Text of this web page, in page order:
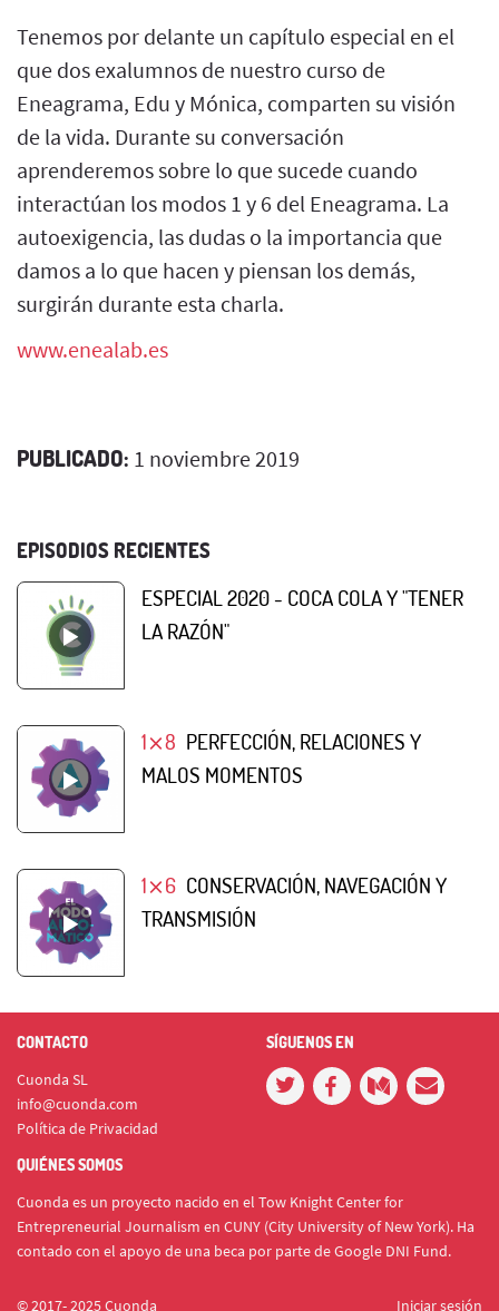
Tenemos por delante un capítulo especial en el
que dos exalumnos de nuestro curso de
Eneagrama, Edu y Mónica, comparten su visión
de la vida. Durante su conversación
aprenderemos sobre lo que sucede cuando
interactúan los modos 1 y 6 del Eneagrama. La
autoexigencia, las dudas o la importancia que
damos a lo que hacen y piensan los demás,
surgirán durante esta charla.
www.enealab.es
PUBLICADO: 1 noviembre 2019
EPISODIOS RECIENTES
ESPECIAL 2020 - COCA COLA Y "TENER
LA RAZÓN"
1⨯8 PERFECCIÓN, RELACIONES Y
MALOS MOMENTOS
1⨯6 CONSERVACIÓN, NAVEGACIÓN Y
TRANSMISIÓN
CONTACTO
Cuonda SL
info@cuonda.com
Política de Privacidad
SÍGUENOS EN
QUIÉNES SOMOS
Cuonda es un proyecto nacido en el Tow Knight Center for
Entrepreneurial Journalism en CUNY (City University of New York). Ha
contado con el apoyo de una beca por parte de Google DNI Fund.
© 2017- 2025 Cuonda Iniciar sesión